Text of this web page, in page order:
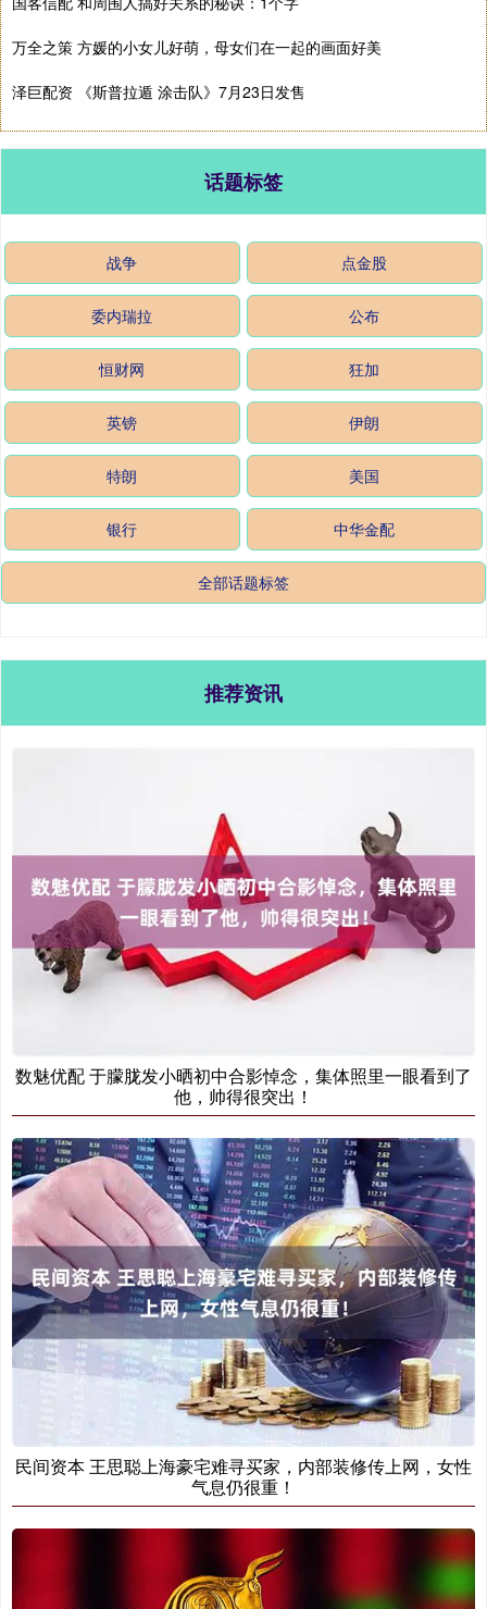
万全之策 方媛的小女儿好萌，母女们在一起的画面好美
泽巨配资 《斯普拉遁 涂击队》7月23日发售
话题标签
战争 点金股
委内瑞拉 公布
恒财网 狂加
英镑 伊朗
特朗 美国
银行 中华金配
全部话题标签
推荐资讯
数魅优配 于朦胧发小晒初中合影悼念，集体照里一眼看到了
他，帅得很突出！
民间资本 王思聪上海豪宅难寻买家，内部装修传上网，女性
气息仍很重！